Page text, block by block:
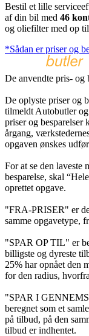
Bestil et lille
af din bil med 46
og oliefilter med op til
*Sådan er priser og
De anvendte pris- og
De oplyste priser og
tilmeldt Autobutler
priser og
årgang,
opgaven ønskes
For at se den laveste
besparelse, skal
oprettet opgave.
"FRA-PRISER" er
samme opgavetype,
"SPAR OP TIL" er
billigste og dyreste
25% har opnået den
for den radius,
"SPAR I
beregnet som et
på tilbud, på den
tilbud er indhentet.